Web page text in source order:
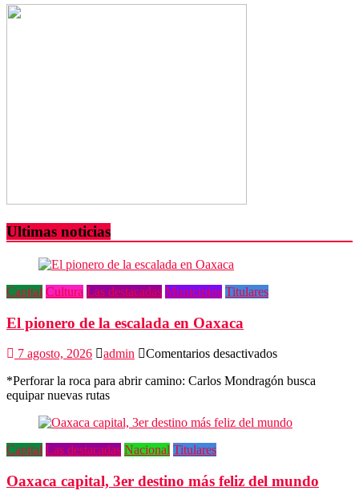
Ultimas noticias
Capital Cultura Las destacadas Municipios Titulares
El pionero de la escalada en Oaxaca
7 agosto, 2026 admin Comentarios desactivadosen
pionero
escalada
*Perforar la roca para abrir camino: Carlos Mondragón busca
equipar nuevas rutas
Capital Las destacadas Nacional Titulares
Oaxaca capital, 3er destino más feliz del mundo